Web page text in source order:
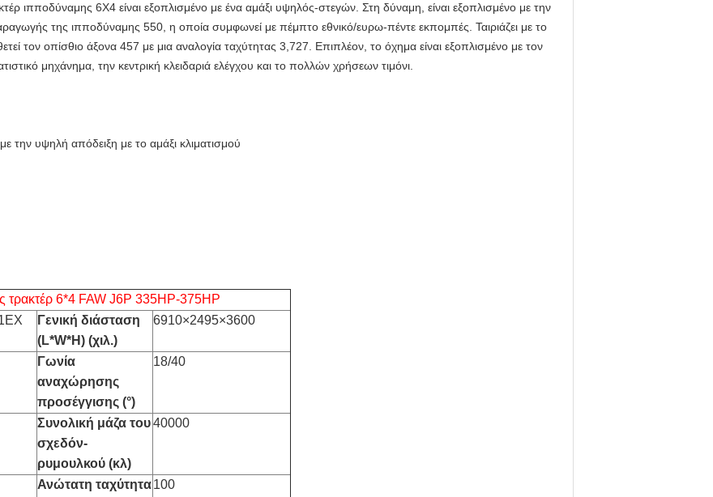
ιπποδύναμης 6X4 είναι εξοπλισμένο με ένα αμάξι υψηλός-στεγών. Στη δύναμη, είναι εξοπλισμένο με την
της ιπποδύναμης 550, η οποία συμφωνεί με πέμπτο εθνικό/ευρω-πέντε εκπομπές. Ταιριάζει με το
τον οπίσθιο άξονα 457 με μια αναλογία ταχύτητας 3,727. Επιπλέον, το όχημα είναι εξοπλισμένο με τον
μηχάνημα, την κεντρική κλειδαριά ελέγχου και το πολλών χρήσεων τιμόνι.
την υψηλή απόδειξη με το αμάξι κλιματισμού
τρακτέρ 6*4 FAW J6P 335HP-375HP
Γενική διάσταση
(L*W*H) (χιλ.)
6910×2495×3600
Γωνία
αναχώρησης
προσέγγισης (°)
18/40
Συνολική μάζα του
σχεδόν-
ρυμουλκού (κλ)
40000
Ανώτατη ταχύτητα100